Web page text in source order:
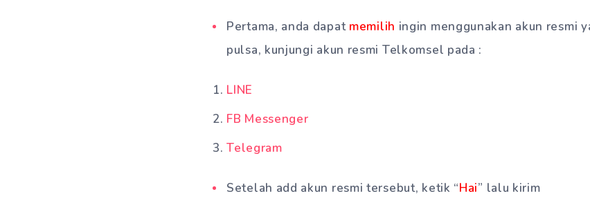
Pertama, anda dapat memilih ingin menggunakan akun resmi
pulsa, kunjungi akun resmi Telkomsel pada :
LINE
FB Messenger
Telegram
Setelah add akun resmi tersebut, ketik “Hai” lalu kirim